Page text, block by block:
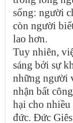
sống: người
còn người
lao hơn.
Tuy nhiên,
sáng bởi sự
những người
nhận bất
hại cho
đức. Đức